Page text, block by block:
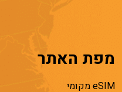
מפת האתר
eSIM מקומי